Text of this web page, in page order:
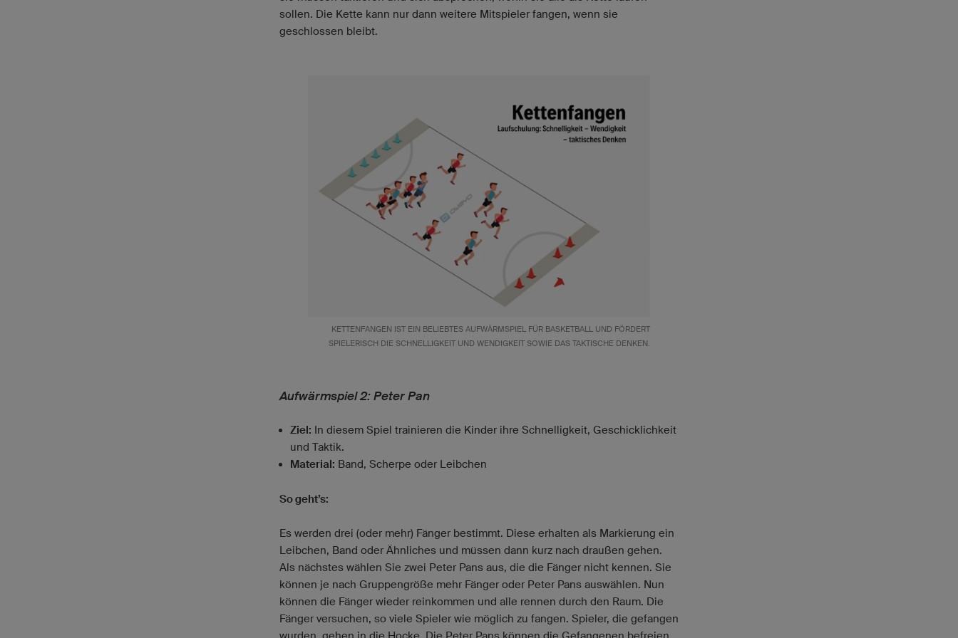
sollen. Die Kette kann nur dann weitere Mitspieler fangen, wenn sie
geschlossen bleibt.
KETTENFANGEN IST EIN BELIEBTES AUFWÄRMSPIEL FÜR BASKETBALL UND FÖRDERT
SPIELERISCH DIE SCHNELLIGKEIT UND WENDIGKEIT SOWIE DAS TAKTISCHE DENKEN.
Aufwärmspiel 2: Peter Pan
Ziel: In diesem Spiel trainieren die Kinder ihre Schnelligkeit, Geschicklichkeit
und Taktik.
Material: Band, Scherpe oder Leibchen
So geht’s:
Es werden drei (oder mehr) Fänger bestimmt. Diese erhalten als Markierung ein
Leibchen, Band oder Ähnliches und müssen dann kurz nach draußen gehen.
Als nächstes wählen Sie zwei Peter Pans aus, die die Fänger nicht kennen. Sie
können je nach Gruppengröße mehr Fänger oder Peter Pans auswählen. Nun
können die Fänger wieder reinkommen und alle rennen durch den Raum. Die
Fänger versuchen, so viele Spieler wie möglich zu fangen. Spieler, die gefangen